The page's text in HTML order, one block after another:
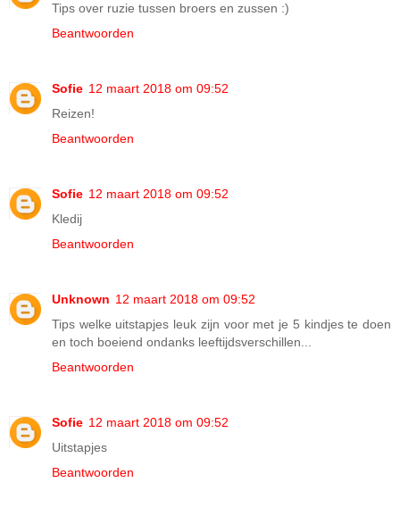
Tips over ruzie tussen broers en zussen :)
Beantwoorden
Sofie 12 maart 2018 om 09:52
Reizen!
Beantwoorden
Sofie 12 maart 2018 om 09:52
Kledij
Beantwoorden
Unknown 12 maart 2018 om 09:52
Tips welke uitstapjes leuk zijn voor met je 5 kindjes te doen
en toch boeiend ondanks leeftijdsverschillen...
Beantwoorden
Sofie 12 maart 2018 om 09:52
Uitstapjes
Beantwoorden